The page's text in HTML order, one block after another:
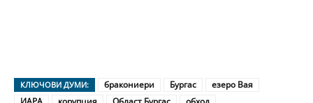
КЛЮЧОВИ ДУМИ: бракониери Бургас
езеро Вая